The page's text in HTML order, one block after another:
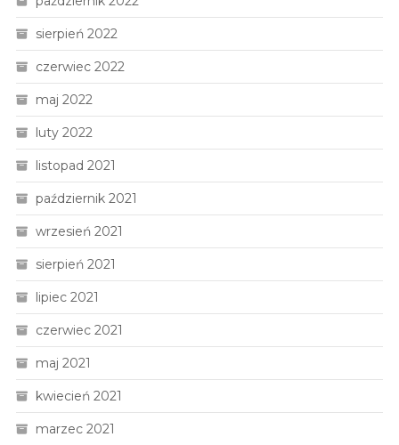
sierpień 2022
czerwiec 2022
maj 2022
luty 2022
listopad 2021
październik 2021
wrzesień 2021
sierpień 2021
lipiec 2021
czerwiec 2021
maj 2021
kwiecień 2021
marzec 2021